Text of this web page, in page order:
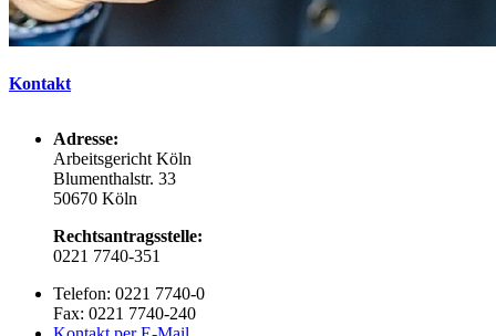
Kontakt
Adresse:
Arbeitsgericht Köln
Blumenthalstr. 33
50670 Köln
Rechtsantragsstelle:
0221 7740-351
Telefon: 0221 7740-0
Fax: 0221 7740-240